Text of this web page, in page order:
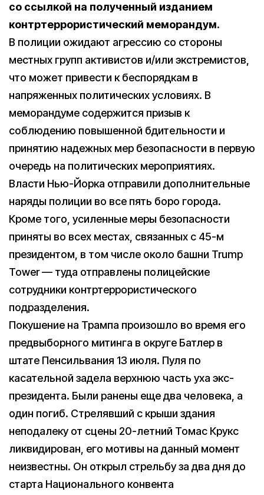
со ссылкой на полученный изданием
контртеррористический меморандум.
В полиции ожидают агрессию со стороны
местных групп активистов и/или экстремистов,
что может привести к беспорядкам в
напряженных политических условиях. В
меморандуме содержится призыв к
соблюдению повышенной бдительности и
принятию надежных мер безопасности в первую
очередь на политических мероприятиях.
Власти Нью-Йорка отправили дополнительные
наряды полиции во все пять боро города.
Кроме того, усиленные меры безопасности
приняты во всех местах, связанных с 45-м
президентом, в том числе около башни Trump
Tower — туда отправлены полицейские
сотрудники контртеррористического
подразделения.
Покушение на Трампа произошло во время его
предвыборного митинга в округе Батлер в
штате Пенсильвания 13 июля. Пуля по
касательной задела верхнюю часть уха экс-
президента. Были ранены еще два человека, а
один погиб. Стрелявший с крыши здания
неподалеку от сцены 20-летний Томас Крукс
ликвидирован, его мотивы на данный момент
неизвестны. Он открыл стрельбу за два дня до
старта Национального конвента